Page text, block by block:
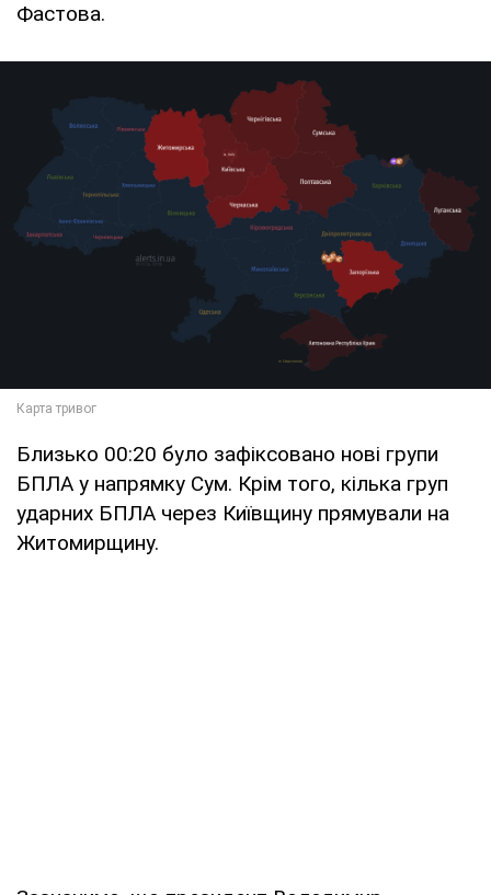
Фастова.
Близько 00:20 було зафіксовано нові групи
БПЛА у напрямку Сум. Крім того, кілька груп
ударних БПЛА через Київщину прямували на
Житомирщину.